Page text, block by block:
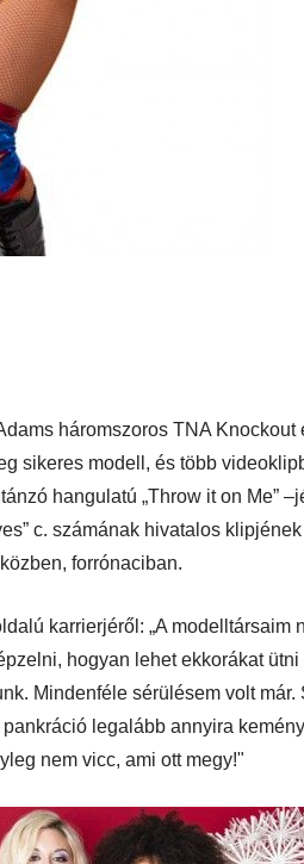
háromszoros TNA
sikeres modell, és több
hangulatú „Throw it on Me”
c. számának hivatalos
forrónaciban.
karrierjéről: „A modelltársaim
hogyan lehet ekkorákat
Mindenféle sérülésem volt
legalább annyira
nem vicc, ami ott megy!"